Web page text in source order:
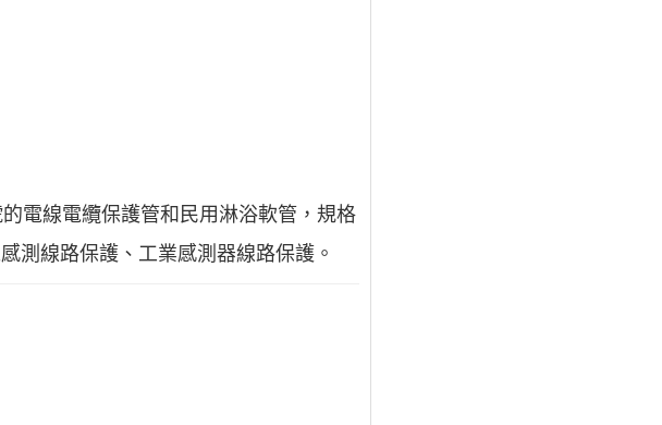
電線電纜保護管和民用淋浴軟管，規格
測線路保護、工業感測器線路保護。